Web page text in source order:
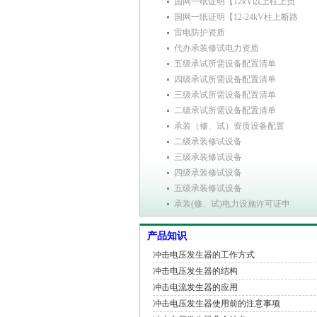
国网一纸证明【12-24kV柱上断路
雷电防护资质
代办承装修试电力资质
五级承试所需设备配置清单
四级承试所需设备配置清单
三级承试所需设备配置清单
二级承试所需设备配置清单
承装（修、试）资质设备配置
二级承装修试设备
三级承装修试设备
四级承装修试设备
五级承装修试设备
承装(修、试)电力设施许可证申
产品知识
冲击电压发生器的工作方式
冲击电压发生器的结构
冲击电流发生器的应用
冲击电压发生器使用前的注意事项